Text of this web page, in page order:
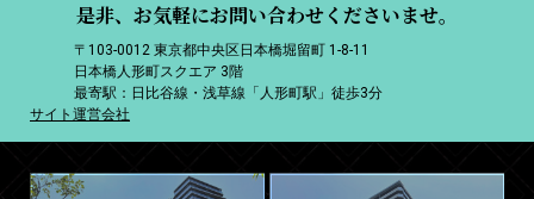
是非、お気軽にお問い合わせくださいませ。
〒103-0012 東京都中央区日本橋堀留町 1-8-11
日本橋人形町スクエア 3階
最寄駅：日比谷線・浅草線「人形町駅」徒歩3分
サイト運営会社